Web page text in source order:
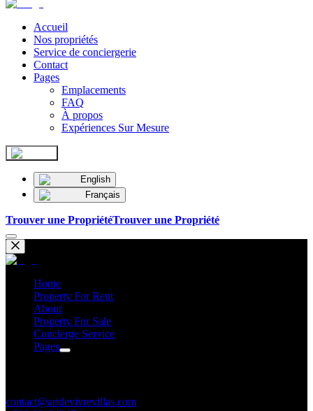
Accueil
Nos propriétés
Service de conciergerie
Contact
Pages
Emplacements
FAQ
À propos
Expériences Sur Mesure
English
Français
Trouver une PropriétéTrouver une Propriété
Home
Property For Rent
About
Property For Sale
Concierge Service
Pages
contact@artdevivrevillas.com